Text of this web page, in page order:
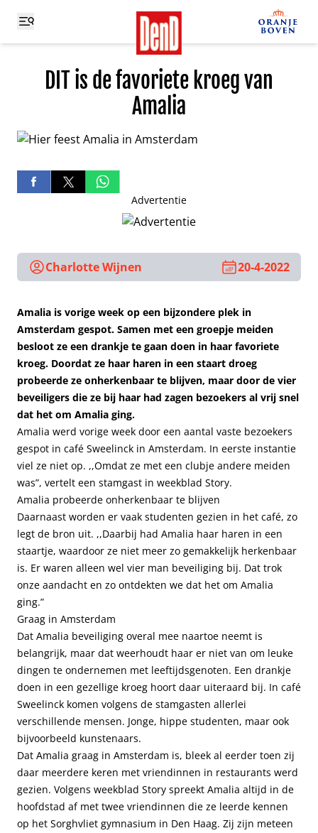
DIT is de favoriete kroeg van
Amalia
Advertentie
Charlotte Wijnen 20-4-2022
Amalia is vorige week op een bijzondere plek in
Amsterdam gespot. Samen met een groepje meiden
besloot ze een drankje te gaan doen in haar favoriete
kroeg. Doordat ze haar haren in een staart droeg
probeerde ze onherkenbaar te blijven, maar door de vier
beveiligers die ze bij haar had zagen bezoekers al vrij snel
dat het om Amalia ging.
Amalia werd vorige week door een aantal vaste bezoekers
gespot in café Sweelinck in Amsterdam. In eerste instantie
viel ze niet op. ,,Omdat ze met een clubje andere meiden
was”, vertelt een stamgast in weekblad Story.
Amalia probeerde onherkenbaar te blijven
Daarnaast worden er vaak studenten gezien in het café, zo
legt de bron uit. ,,Daarbij had Amalia haar haren in een
staartje, waardoor ze niet meer zo gemakkelijk herkenbaar
is. Er waren alleen wel vier man beveiliging bij. Dat trok
onze aandacht en zo ontdekten we dat het om Amalia
ging.”
Graag in Amsterdam
Dat Amalia beveiliging overal mee naartoe neemt is
belangrijk, maar dat weerhoudt haar er niet van om leuke
dingen te ondernemen met leeftijdsgenoten. Een drankje
doen in een gezellige kroeg hoort daar uiteraard bij. In café
Sweelinck komen volgens de stamgasten allerlei
verschillende mensen. Jonge, hippe studenten, maar ook
bijvoorbeeld kunstenaars.
Dat Amalia graag in Amsterdam is, bleek al eerder toen zij
daar meerdere keren met vriendinnen in restaurants werd
gezien. Volgens weekblad Story spreekt Amalia altijd in de
hoofdstad af met twee vriendinnen die ze leerde kennen
op het Sorghvliet gymnasium in Den Haag. Zij zijn meteen